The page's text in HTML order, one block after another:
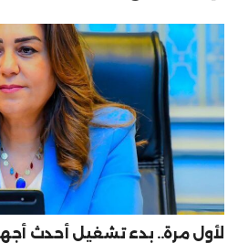
لأول مرة.. بدء تشغيل أحدث